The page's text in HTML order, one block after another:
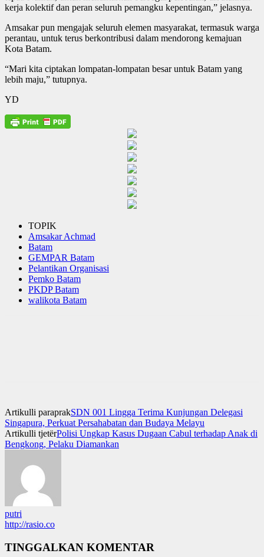
kerja kolektif dan peran seluruh pemangku kepentingan,” jelasnya.
Amsakar pun mengajak seluruh elemen masyarakat, termasuk warga
perantau, untuk terus berkontribusi dalam mendorong kemajuan
Kota Batam.
“Mari kita ciptakan lompatan-lompatan besar untuk Batam yang
lebih maju,” tutupnya.
YD
TOPIK
Amsakar Achmad
Batam
GEMPAR Batam
Pelantikan Organisasi
Pemko Batam
PKDP Batam
walikota Batam
Artikulli paraprakSDN 001 Lingga Terima Kunjungan Delegasi
Singapura, Perkuat Persahabatan dan Budaya Melayu
Artikulli tjetërPolisi Ungkap Kasus Dugaan Cabul terhadap Anak di
Bengkong, Pelaku Diamankan
putri
http://rasio.co
TINGGALKAN KOMENTAR